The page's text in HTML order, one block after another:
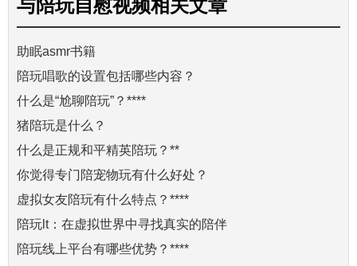
与陪玩自慰视频相关文章
助眠asmr书籍
陪玩唱歌的设置包括哪些内容？
什么是“尬聊陪玩”？****
猪陪玩是什么？
什么是正规和平精英陪玩？**
你觉得专门陪宠物玩有什么好处？
虚拟女友陪玩有什么特点？****
陪玩lt：在虚拟世界中寻找真实的陪伴
陪玩线上平台有哪些优势？****